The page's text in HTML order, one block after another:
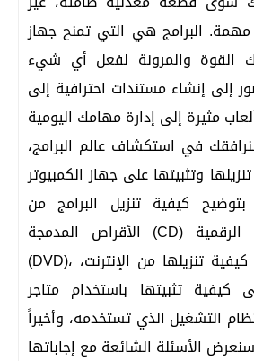
البرامج هي التي تمنح جهاز
القوة والمرونة لفعل أي شيء
إلى إنشاء مستندات احترافية إلى
في استكشاف عالم البرامج،
وتثبيتها على جهاز الكمبيوتر
كيفية تنزيل البرامج من
الأقراص المدمجة (CD) أو أقراص الفيديو الرقمية
(DVD)، ثم ننتقل إلى شرح كيفية تنزيلها من الإنترنت،
تثبيتها باستخدام متاجر
التشغيل الذي تستخدمه، وأخيراً